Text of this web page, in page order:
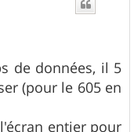
de données, il 5
(pour le 605 en
entier pour